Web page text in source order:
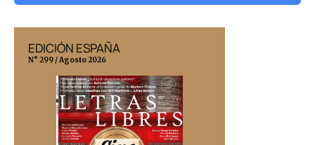
EDICIÓN ESPAÑA
N° 299 / Agosto 2026